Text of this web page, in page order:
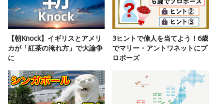
【朝Knock】イギリスとアメリ
カが「紅茶の淹れ方」で大論争
に
3ヒントで偉人を当てよう！6歳
でマリー・アントワネットにプ
ロポーズ